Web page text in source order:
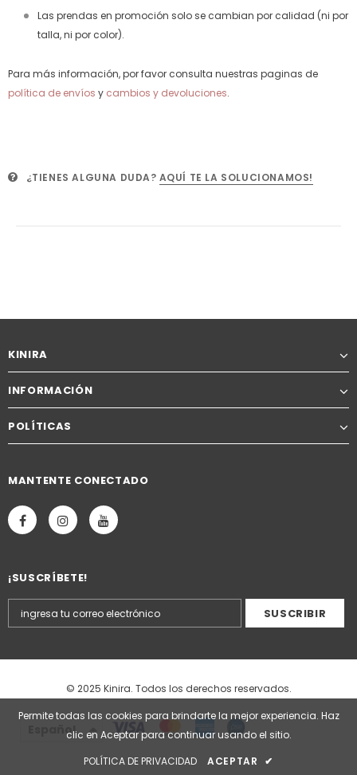
Las prendas en promoción solo se cambian por calidad (ni por
talla, ni por color).
Para más información, por favor consulta nuestras paginas de
política de envíos y cambios y devoluciones.
¿TIENES ALGUNA DUDA? AQUÍ TE LA SOLUCIONAMOS!
Permite todas las cookies para brindarte la mejor experiencia. Haz
clic en Aceptar para continuar usando el sitio.
POLÍTICA DE PRIVACIDAD
ACEPTAR ✔
KINIRA
INFORMACIÓN
POLÍTICAS
MANTENTE CONECTADO
¡SUSCRÍBETE!
© 2025 Kinira. Todos los derechos reservados.
Español